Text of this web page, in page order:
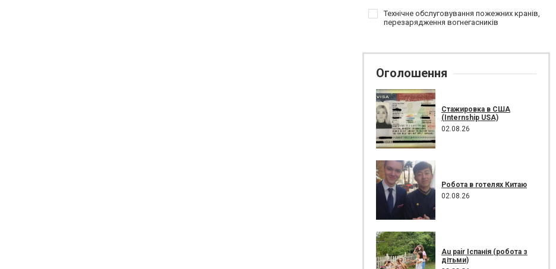
Технічне обслуговування пожежних кранів,
перезарядження вогнегасників
Оголошення
Стажировка в США
(Internship USA)
02.08.26
Робота в готелях Китаю
02.08.26
Au pair Іспанія (робота з
дітьми)